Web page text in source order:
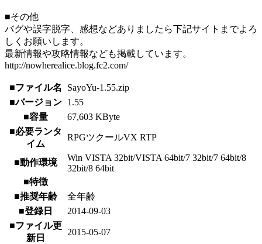
■その他
バグや誤字脱字、感想などありましたら下記サイトまでよろ
しくお願いします。
最新情報や攻略情報なども掲載しています。
http://nowherealice.blog.fc2.com/
■ファイル名
SayoYu-1.55.zip
■バージョン 1.55
■容量
67,603 KByte
■必要ランタ
イム
RPGツクールVX RTP
■動作環境
Win VISTA 32bit/VISTA 64bit/7 32bit/7 64bit/8
32bit/8 64bit
■特徴
■推奨年齢
全年齢
■登録日
2014-09-03
■ファイル更
新日
2015-05-07